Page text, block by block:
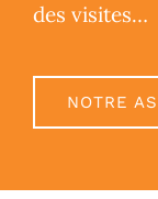
des visites…
NOTRE